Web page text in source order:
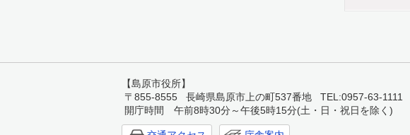
【島原市役所】
〒855-8555 長崎県島原市上の町537番地 TEL:0957-63-1111
開庁時間 午前8時30分～午後5時15分(土・日・祝日を除く)